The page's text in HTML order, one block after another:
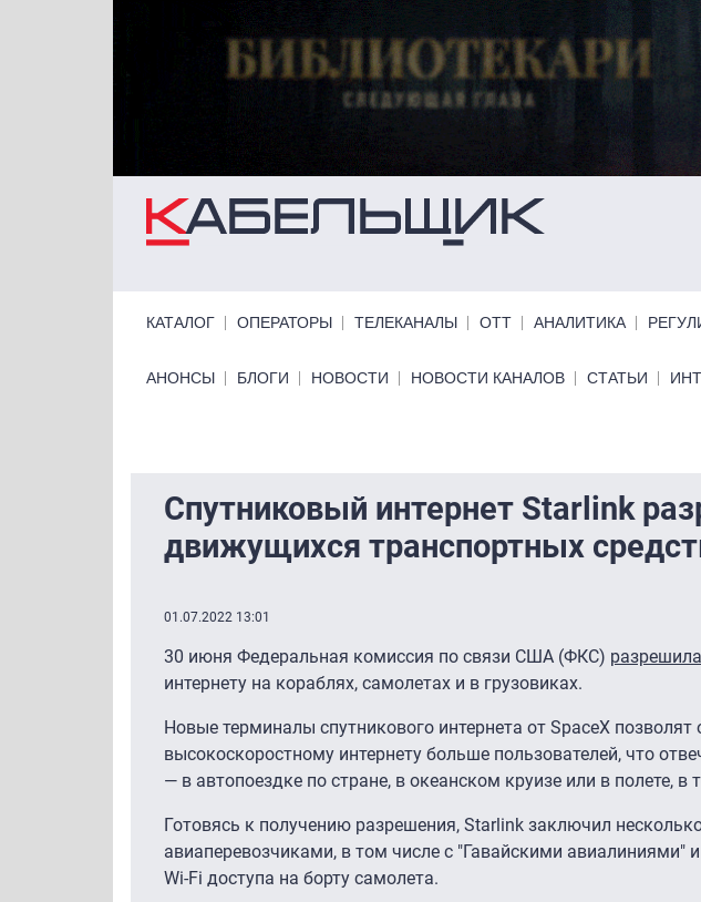
КАТАЛОГ ОПЕРАТОРЫ ТЕЛЕКАНАЛЫ ОТТ АНАЛИТИКА
Primary links bottom
АНОНСЫ БЛОГИ НОВОСТИ НОВОСТИ КАНАЛОВ СТАТЬИ
Спутниковый интернет Starlink
движущихся транспортных
01.07.2022 13:01
30 июня Федеральная комиссия по связи США (ФКС)
интернету на кораблях, самолетах и в грузовиках.
Новые терминалы спутникового интернета от SpaceX
высокоскоростному интернету больше пользователей, что
— в автопоездке по стране, в океанском круизе или в полете,
Готовясь к получению разрешения, Starlink заключил
авиаперевозчиками, в том числе с "Гавайскими
Wi-Fi доступа на борту самолета.